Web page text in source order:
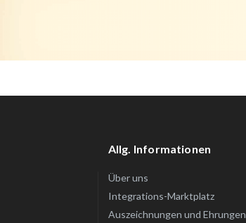
Allg. Informationen
Über uns
Integrations-Marktplatz
Auszeichnungen und Ehrungen